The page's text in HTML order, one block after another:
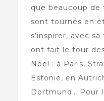
que beaucoup de
sont tournés en
s’inspirer, avec
ont fait le tour
Noël : à Paris,
Estonie, en
Dortmund… Pour